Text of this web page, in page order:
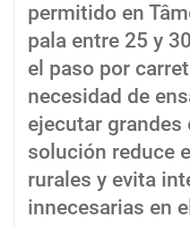
permitido en
pala entre 25 y
el paso por
necesidad de
ejecutar grandes
solución reduce
rurales y evita
innecesarias en